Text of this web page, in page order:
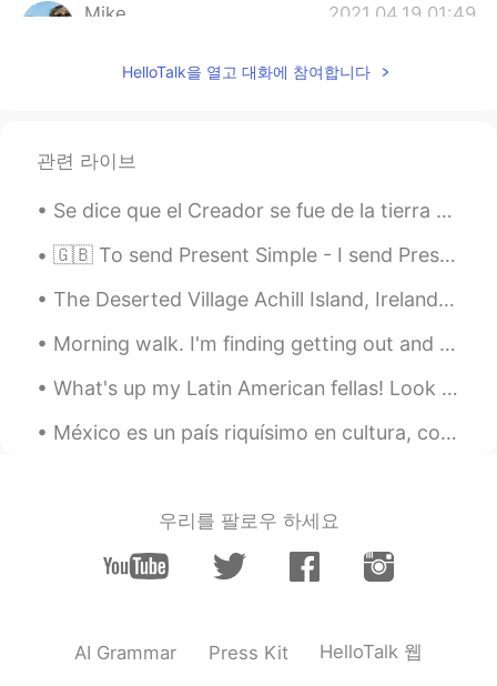
Mike 2021.04.19 01:49
@Hellen VRgracias, estaba pensando en
EN ES
@Ana Correagracias y de nada
Guillo 2021.04.19 01:47
ES EN
Estaba caminando por la universidad y
clases, porque los estudiantes se van y
todo queda muy tranquilo.
Hermosas flores, Mike. Gracias por
HelloTalk을 열고 대화에 참여합니다
관련 라이브
Se dice que el Creador se fue de la tierra al cielo para vigilarnos. Así él siempre está con cada...
🇬🇧 To send Present Simple - I send Present Continuous - I am sending Present Perfect - I have s...
The Deserted Village Achill Island, Ireland. 🍀 The site dates back 5,000 years however the last ...
Morning walk. I'm finding getting out and being in the sunshine (and nature) is really helpful ...
What's up my Latin American fellas! Look what I got here, hope I make you proud hahah ¿Qué pasa ...
México es un país riquísimo en cultura, colores, sabores, climas, gente y un montón de maravillas...
우리를 팔로우 하세요
AI Grammar Press Kit HelloTalk 웹